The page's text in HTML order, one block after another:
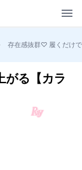
存在感抜群♡ 履くだけ
る【カラ